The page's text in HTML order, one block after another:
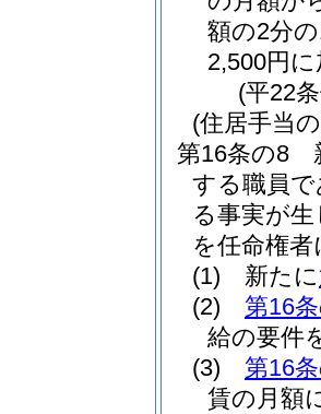
額の2分
2,500円
(平22
(住居手当
第16条の8
する職員
る事実が
を任命権
(1)
新たに
(2)
第16
給の要件
(3)
第16
賃の月額